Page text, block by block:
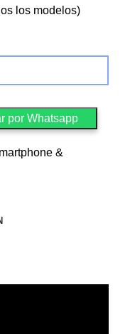
los modelos)
por Whatsapp
&